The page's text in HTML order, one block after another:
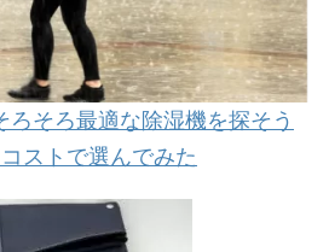
ろそろ最適な除湿機を探そう
ストで選んでみた